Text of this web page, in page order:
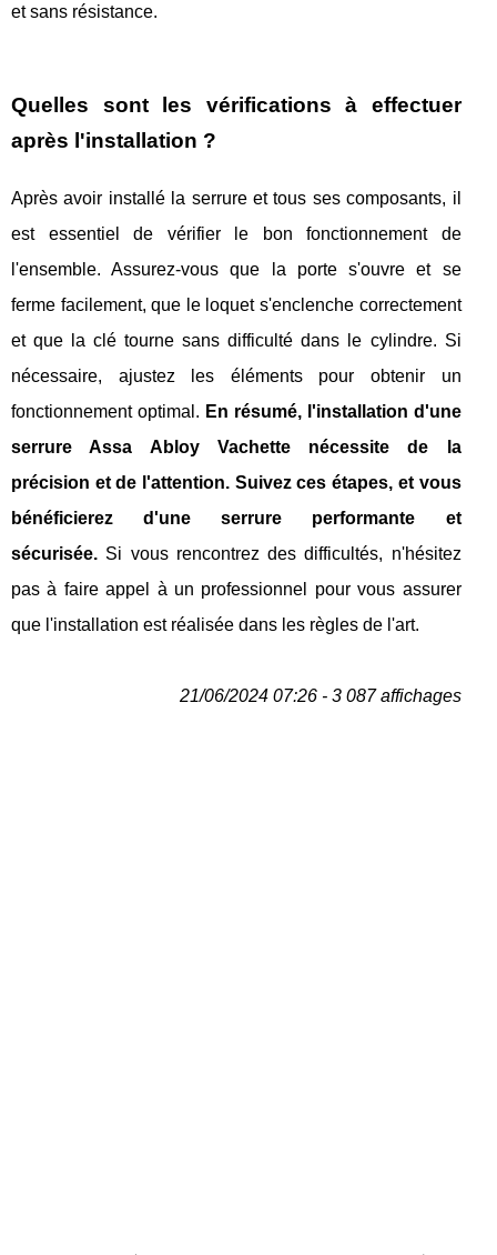
et sans résistance.
Quelles sont les vérifications à effectuer
après l'installation ?
Après avoir installé la serrure et tous ses composants, il
est essentiel de vérifier le bon fonctionnement de
l'ensemble. Assurez-vous que la porte s'ouvre et se
ferme facilement, que le loquet s'enclenche correctement
et que la clé tourne sans difficulté dans le cylindre. Si
nécessaire, ajustez les éléments pour obtenir un
fonctionnement optimal. En résumé, l'installation d'une
serrure Assa Abloy Vachette nécessite de la
précision et de l'attention. Suivez ces étapes, et vous
bénéficierez d'une serrure performante et
sécurisée. Si vous rencontrez des difficultés, n'hésitez
pas à faire appel à un professionnel pour vous assurer
que l'installation est réalisée dans les règles de l'art.
21/06/2024 07:26 - 3 087 affichages